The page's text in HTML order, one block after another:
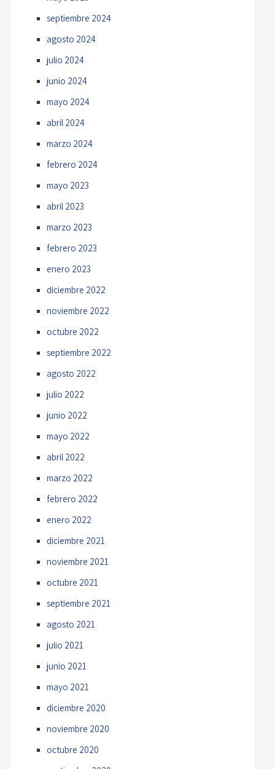
septiembre 2024
agosto 2024
julio 2024
junio 2024
mayo 2024
abril 2024
marzo 2024
febrero 2024
mayo 2023
abril 2023
marzo 2023
febrero 2023
enero 2023
diciembre 2022
noviembre 2022
octubre 2022
septiembre 2022
agosto 2022
julio 2022
junio 2022
mayo 2022
abril 2022
marzo 2022
febrero 2022
enero 2022
diciembre 2021
noviembre 2021
octubre 2021
septiembre 2021
agosto 2021
julio 2021
junio 2021
mayo 2021
diciembre 2020
noviembre 2020
octubre 2020